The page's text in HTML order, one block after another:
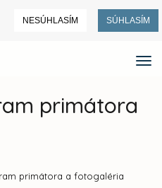
NESÚHLASÍM SÚHLASÍM
primátora
primátora a fotogaléria